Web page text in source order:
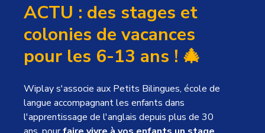
ACTU : des stages et
colonies de vacances
pour les 6-13 ans ! 🎄
Wiplay s'associe aux Petits Bilingues, école de
langue accompagnant les enfants dans
l'apprentissage de l'anglais depuis plus de 30